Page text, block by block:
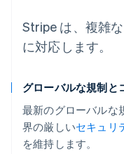
Stripe は、複雑
に対応します。
グローバルな規制と
最新のグローバルな
界の厳しいセキュリ
を維持します。